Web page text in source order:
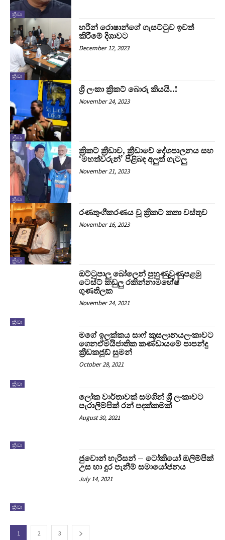
ක්‍රිඩා
ක්‍රිඩා
හරීන් රොෂාන්ගේ ගැසට්ටුව ඉවත්
කිරීමේ දිශාවට
December 12, 2023
ක්‍රිඩා
ශ්‍රී ලංකා ක්‍රිකට් බොරු කියයි..!
November 24, 2023
ක්‍රිඩා
ක්‍රිකට් ක්‍රීඩාව, ක්‍රීඩාවේ දේශපාලනය සහ
‘මහත්වරුන්’ පිළිබඳ අලුත් ගැටලු
November 21, 2023
ක්‍රිඩා
රණතුංගීකරණය වූ ක්‍රිකට් කතා වස්තුව
November 16, 2023
ක්‍රිඩා
ඔට්ටුපාලු‍ බෝලෙන් පුහුණුවුණුපළමු
ටෙස්ට් කඩුලු‍ රකින්නාමහේෂ්
ගුණතිලක
November 24, 2021
ක්‍රිඩා
මගේ ඉලක්කය සාෆ් කුසලානයලංකාවට
ගෙනඒමයිජාතික කණ්ඩායමේ පාපන්දු
ක්‍රීඩකජූඩ් සුමන්
October 28, 2021
ක්‍රිඩා
ලෝක වාර්තාවක් සමගින් ශ්‍රී ලංකාවට
පැරාලිම්පික් රන් පදක්කමක්
August 30, 2021
ක්‍රිඩා
ජුවොන් හැරිසන් – ටෝකියෝ ඔලිම්පික්
උස හා දුර පැනීම් සමායෝජනය
July 14, 2021
1 2 3